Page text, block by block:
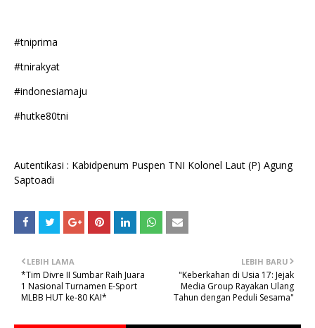
#tniprima
#tnirakyat
#indonesiamaju
#hutke80tni
Autentikasi : Kabidpenum Puspen TNI Kolonel Laut (P) Agung
Saptoadi
LEBIH BARU
"Keberkahan di Usia 17: Jejak
Media Group Rayakan Ulang
Tahun dengan Peduli Sesama"
LEBIH LAMA
*Tim Divre II Sumbar Raih Juara
1 Nasional Turnamen E-Sport
MLBB HUT ke-80 KAI*